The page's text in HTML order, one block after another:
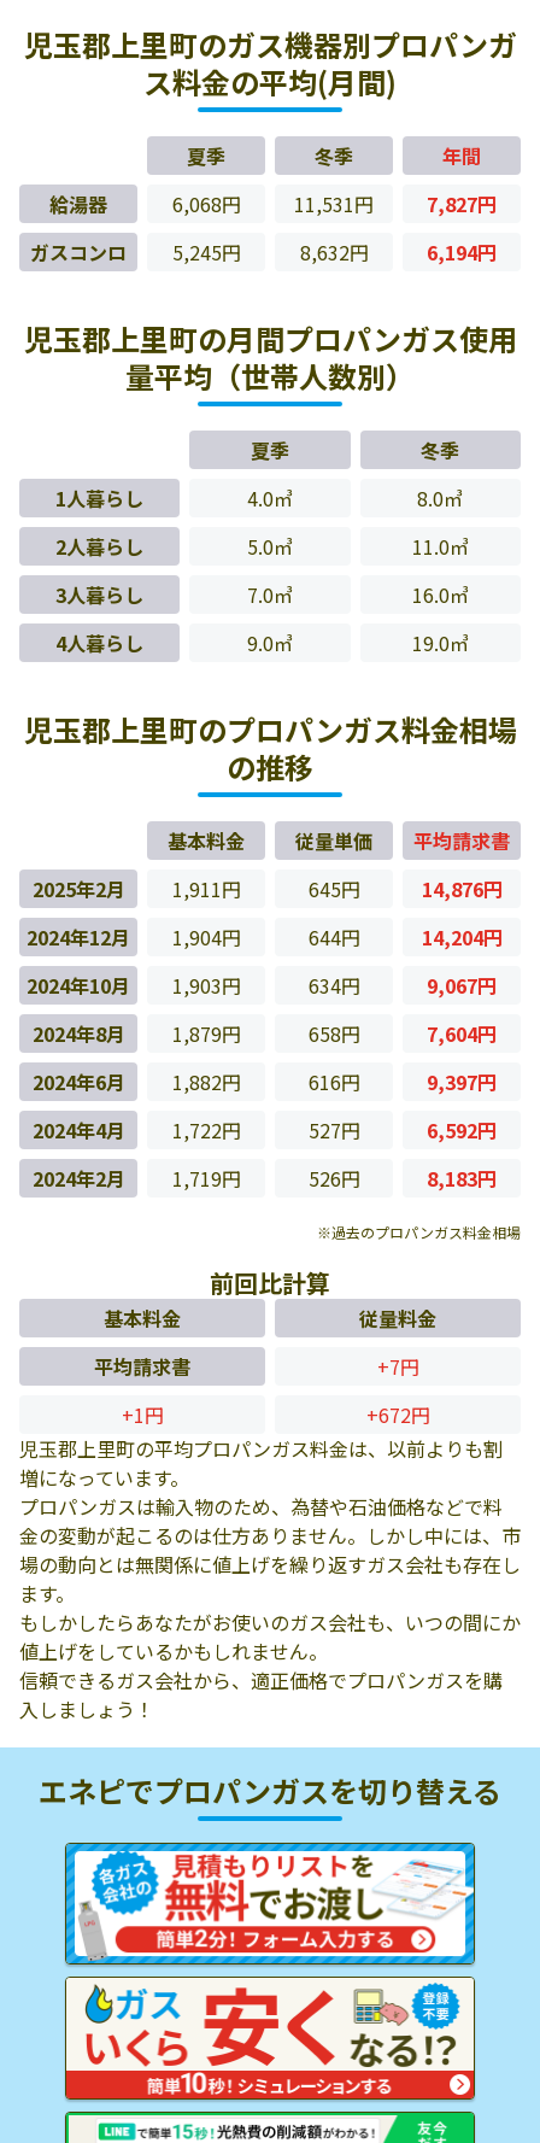
児玉郡上里町のガス機器別プロパンガ
ス料金の平均(月間)
夏季 冬季
年間
給湯器
6,068円 11,531円
7,827円
ガスコンロ
5,245円 8,632円 6,194円
児玉郡上里町の月間プロパンガス使用
量平均（世帯人数別）
夏季
冬季
1人暮らし
4.0㎥
8.0㎥
2人暮らし
5.0㎥
11.0㎥
3人暮らし
7.0㎥
16.0㎥
4人暮らし
9.0㎥ 19.0㎥
児玉郡上里町のプロパンガス料金相場
の推移
基本料金 従量単価
平均請求書
2025年2月
1,911円 645円
14,876円
2024年12月
1,904円 644円
14,204円
2024年10月
1,903円 634円
9,067円
2024年8月
1,879円 658円
7,604円
2024年6月
1,882円 616円
9,397円
2024年4月
1,722円 527円
6,592円
2024年2月
1,719円 526円 8,183円
※過去のプロパンガス料金相場
前回比計算
基本料金
従量料金
平均請求書
+7円
+1円
+672円
児玉郡上里町の平均プロパンガス料金は、以前よりも割
増になっています。
プロパンガスは輸入物のため、為替や石油価格などで料
金の変動が起こるのは仕方ありません。しかし中には、市
場の動向とは無関係に値上げを繰り返すガス会社も存在し
ます。
もしかしたらあなたがお使いのガス会社も、いつの間にか
値上げをしているかもしれません。
信頼できるガス会社から、適正価格でプロパンガスを購
入しましょう！
エネピでプロパンガスを切り替える